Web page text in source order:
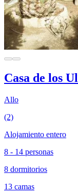
Casa de los
Allo
(2)
Alojamiento entero
8 - 14 personas
8 dormitorios
13 camas